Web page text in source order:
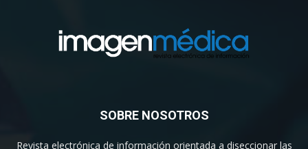
SOBRE NOSOTROS
Revista electrónica de información orientada a diseccionar las